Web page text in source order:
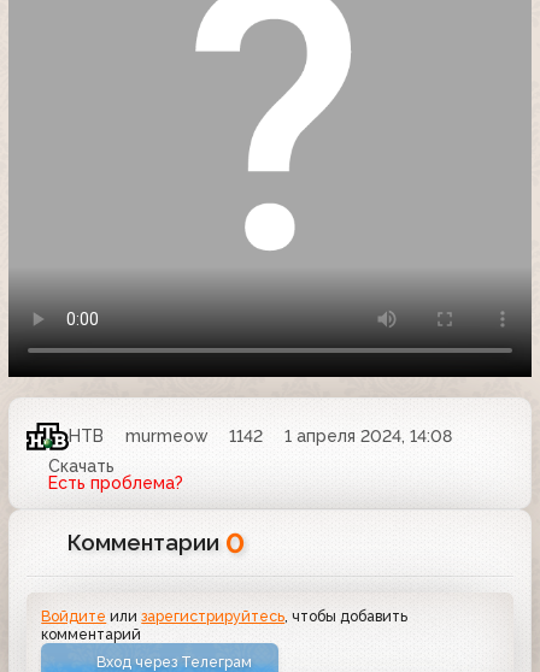
НТВ murmeow 1142
1 апреля 2024, 14:08
Скачать
Есть проблема?
Комментарии 0
Войдите илизарегистрируйтесь , чтобы добавить
комментарий
Вход через Телеграм